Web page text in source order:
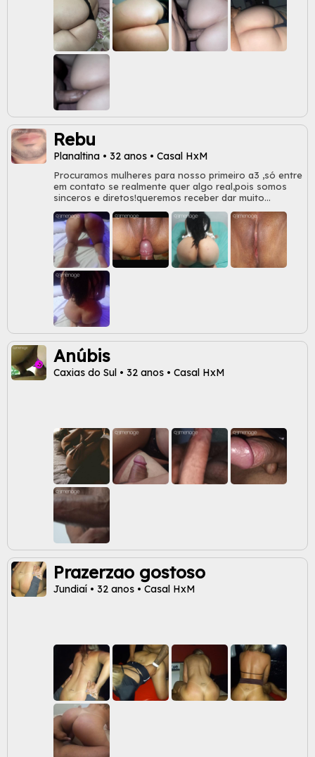
Rebu
Planaltina • 32 anos • Casal HxM
Procuramos mulheres para nosso primeiro a3 ,só entre
em contato se realmente quer algo real,pois somos
sinceros e diretos!queremos receber dar muito
Anúbis
Caxias do Sul • 32 anos • Casal HxM
Prazerzao gostoso
Jundiaí • 32 anos • Casal HxM